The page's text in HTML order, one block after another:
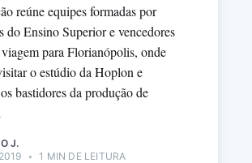
reúne equipes formadas por
do Ensino Superior e vencedores
para Florianópolis, onde
o estúdio da Hoplon e
bastidores da produção de
J.
• 1 MIN DE LEITURA